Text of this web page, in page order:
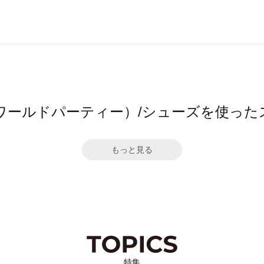
ールドパーティー）/シューズを使った
もっと見る